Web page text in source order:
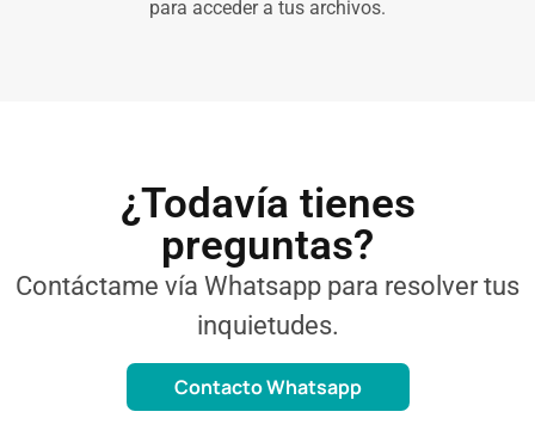
para acceder a tus archivos.
¿Todavía tienes
preguntas?
Contáctame vía Whatsapp para resolver tus
inquietudes.
Contacto Whatsapp